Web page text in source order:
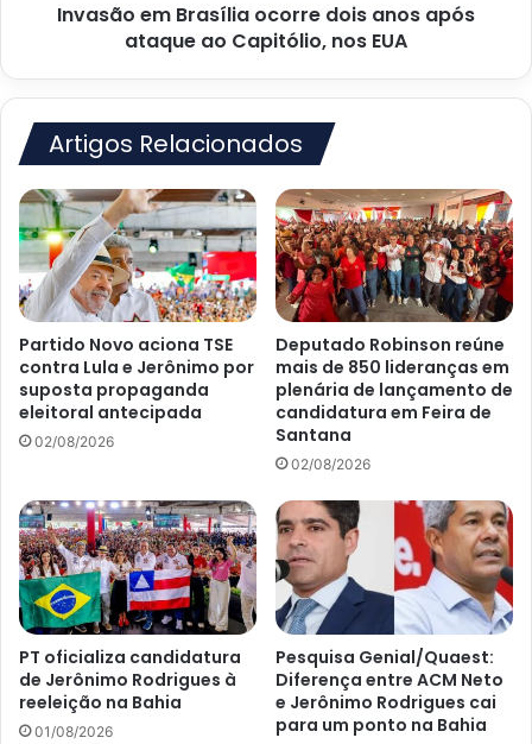
Capitólio,Invasão em Brasília ocorre dois anos após
ataque ao Capitólio, nos EUA
Artigos Relacionados
Partido Novo aciona TSE
contra Lula e Jerônimo por
suposta propaganda
eleitoral antecipada
02/08/2026
Deputado Robinson reúne
mais de 850 lideranças em
plenária de lançamento de
candidatura em Feira de
Santana
02/08/2026
PT oficializa candidatura
de Jerônimo Rodrigues à
reeleição na Bahia
01/08/2026
Pesquisa Genial/Quaest:
Diferença entre ACM Neto
e Jerônimo Rodrigues cai
para um ponto na Bahia